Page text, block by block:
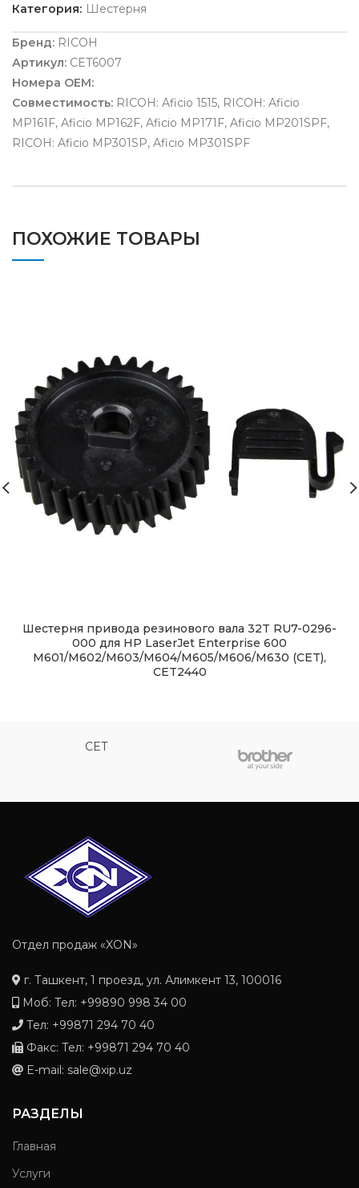
Категория: Шестерня
Бренд: RICOH
Артикул: CET6007
Номера OEM:
Совместимость: RICOH: Aficio 1515, RICOH: Aficio
MP161F, Aficio MP162F, Aficio MP171F, Aficio MP201SPF,
RICOH: Aficio MP301SP, Aficio MP301SPF
ПОХОЖИЕ ТОВАРЫ
Шестерня привода резинового вала 32T RU7-0296-
000 для HP LaserJet Enterprise 600
M601/M602/M603/M604/M605/M606/M630 (CET),
CET2440
CET
Отдел продаж «XON»
г. Ташкент, 1 проезд, ул. Алимкент 13, 100016
Моб: Тел: +99890 998 34 00
Тел: +99871 294 70 40
Факс: Тел: +99871 294 70 40
E-mail: sale@xip.uz
РАЗДЕЛЫ
Главная
Услуги